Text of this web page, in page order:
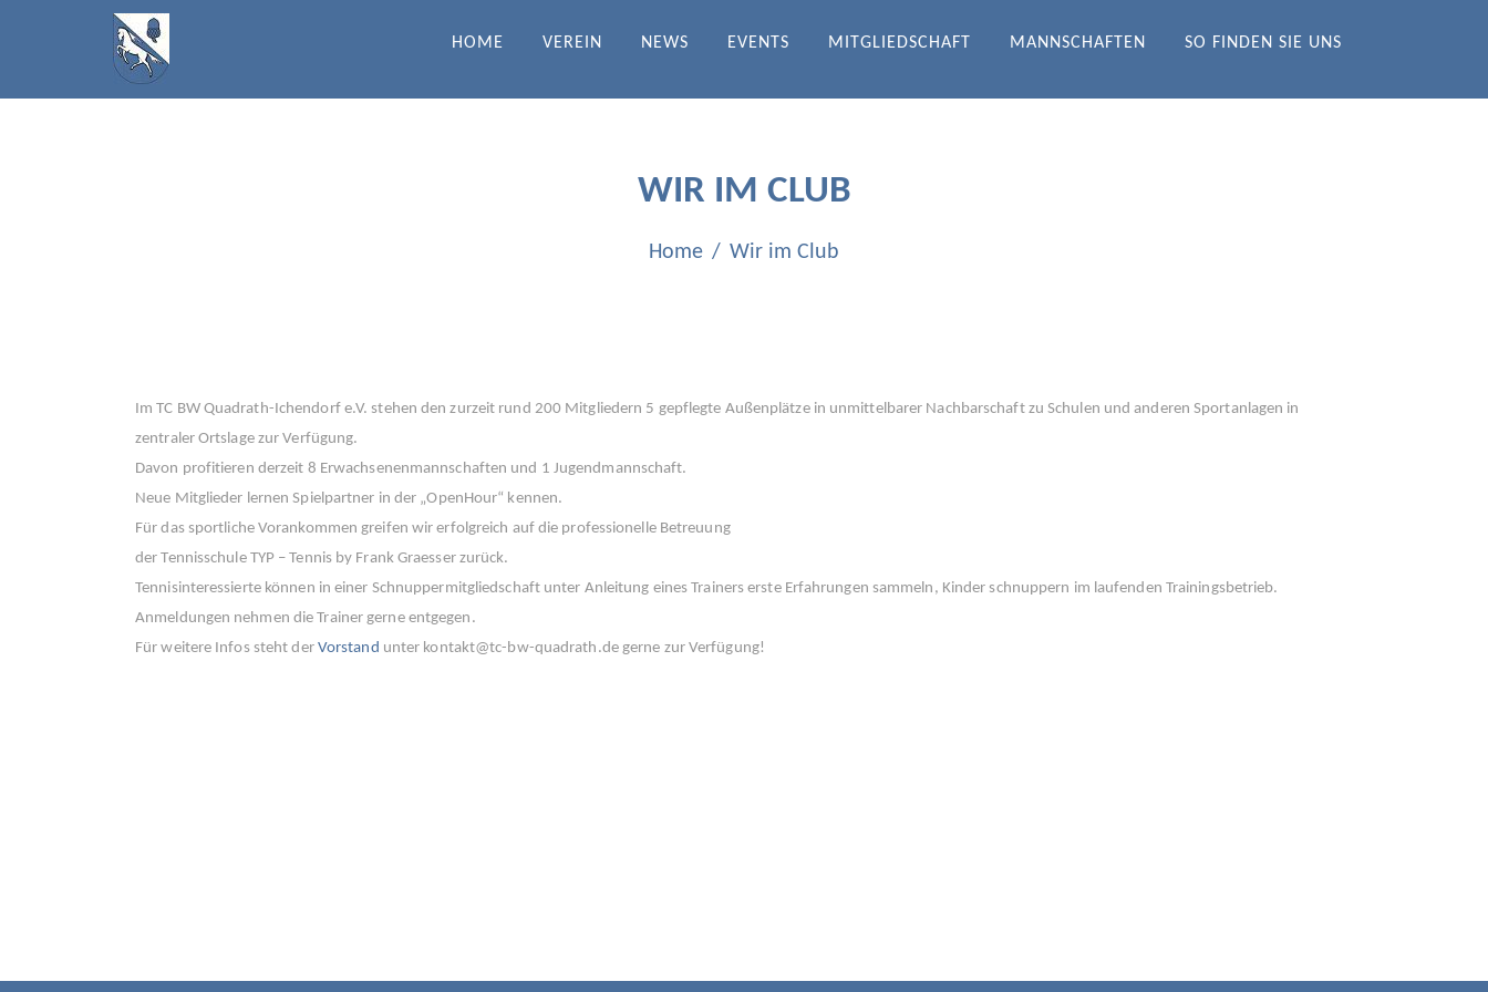
TC BLAU-WEISS QUADRATH-ICHENDORF E.V.
HOME VEREIN NEWS EVENTS MITGLIEDSCHAFT MANNSCHAFTEN SO FINDEN SIE UNS
WIR IM CLUB
Home Wir im Club
Im TC BW Quadrath-Ichendorf e.V. stehen den zurzeit rund 200 Mitgliedern 5 gepflegte Außenplätze in unmittelbarer Nachbarschaft zu Schulen und anderen Sportanlagen in
zentraler Ortslage zur Verfügung.
Davon profitieren derzeit 8 Erwachsenenmannschaften und 1 Jugendmannschaft.
Neue Mitglieder lernen Spielpartner in der „OpenHour“ kennen.
Für das sportliche Vorankommen greifen wir erfolgreich auf die professionelle Betreuung
der Tennisschule TYP – Tennis by Frank Graesser zurück.
Tennisinteressierte können in einer Schnuppermitgliedschaft unter Anleitung eines Trainers erste Erfahrungen sammeln, Kinder schnuppern im laufenden Trainingsbetrieb.
Anmeldungen nehmen die Trainer gerne entgegen.
Für weitere Infos steht der Vorstand unter kontakt@tc-bw-quadrath.de gerne zur Verfügung!